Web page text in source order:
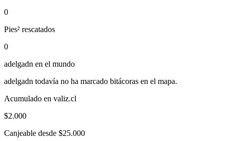
0
Pies² rescatados
0
adelgadn en el mundo
adelgadn todavía no ha marcado bitácoras en el mapa.
Acumulado en valiz.cl
$2.000
Canjeable desde $25.000